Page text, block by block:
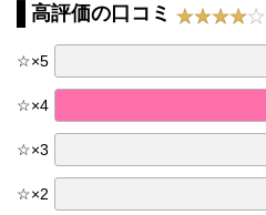
高評価の口コミ
☆×5
☆×4
☆×3
☆×2